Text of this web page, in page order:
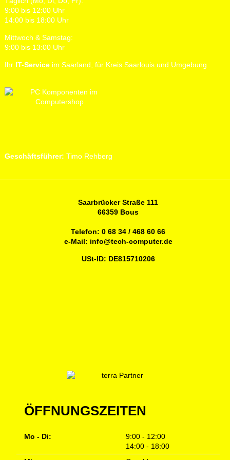
9:00 bis 12:00 Uhr
14:00 bis 18:00 Uhr
Mittwoch & Samstag:
9:00 bis 13:00 Uhr
Ihr IT-Serviceim Saarland, für Kreis Saarlouis und Umgebung.
Geschäftsführer: Timo Rehberg
Saarbrücker Straße 111
66359 Bous
Telefon:0 68 34 / 468 60 66
e-Mail: info@tech-computer.de
USt-ID: DE815710206
ÖFFNUNGSZEITEN
Mo - Di:
9:00 - 12:00
14:00 - 18:00